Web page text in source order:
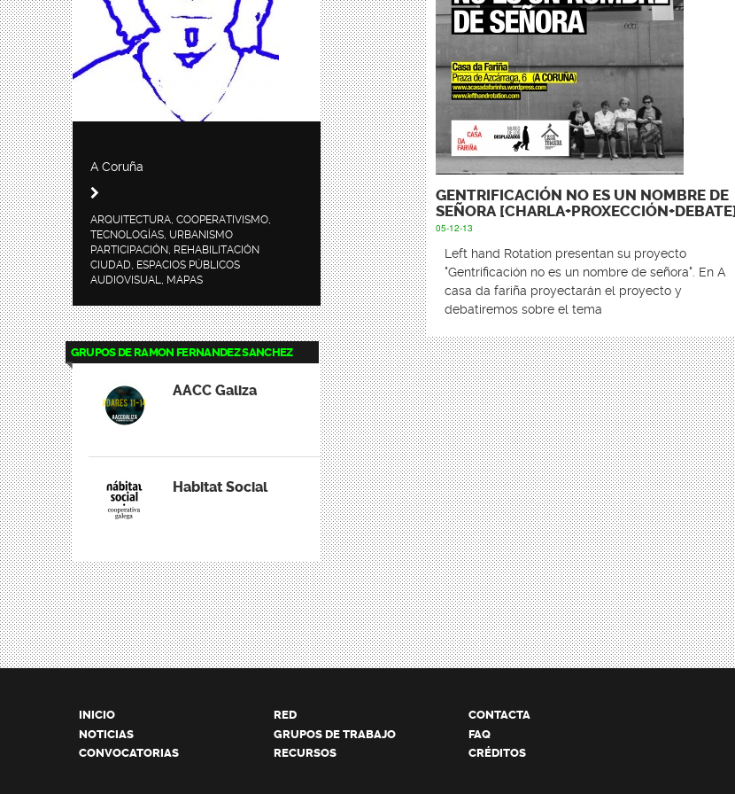
A Coruña
ARQUITECTURA, COOPERATIVISMO,
TECNOLOGÍAS, URBANISMO
PARTICIPACIÓN, REHABILITACIÓN
CIUDAD, ESPACIOS PÚBLICOS
AUDIOVISUAL, MAPAS
GRUPOS DE RAMON FERNANDEZ SANCHEZ
AACC Galiza
Habitat Social
GENTRIFICACIÓN NO ES UN NOMBRE DE
SEÑORA [CHARLA+PROXECCIÓN+DEBATE]
05-12-13
Left hand Rotation presentan su proyecto
"Gentrificación no es un nombre de señora". En A
casa da fariña proyectarán el proyecto y
debatiremos sobre el tema
INICIO
NOTICIAS
CONVOCATORIAS
RED
GRUPOS DE TRABAJO
RECURSOS
CONTACTA
FAQ
CRÉDITOS